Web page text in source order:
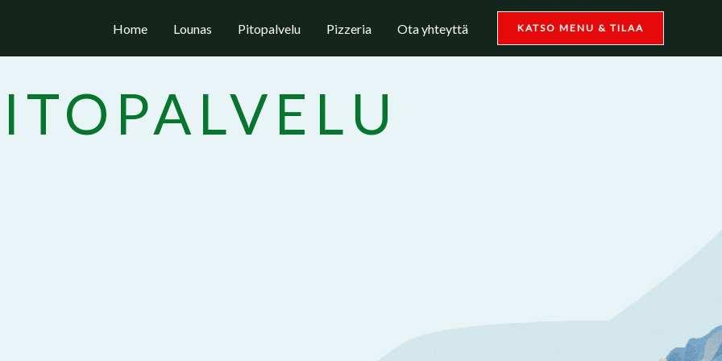
Home Lounas Pitopalvelu Pizzeria Ota yhteyttä KATSO MENU & TILAA